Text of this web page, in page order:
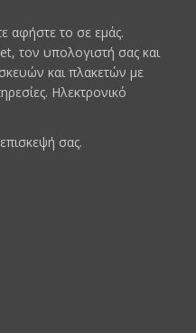
αφήστε το σε εμάς.
τον υπολογιστή σας και
και πλακετών με
Ηλεκτρονικό
σας.